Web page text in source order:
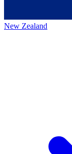
New Zealand